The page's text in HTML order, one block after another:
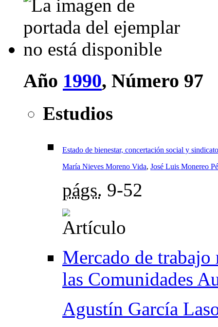
Año 1990, Número 97
Estudios
Estado de bienestar, concertación social y
María Nieves Moreno Vida, José Luis Monereo
págs. 9-52
Mercado de
las Comunidades
Agustín García